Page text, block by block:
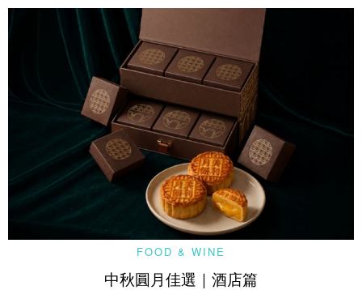
FOOD & WINE
中秋圓月佳選｜酒店篇